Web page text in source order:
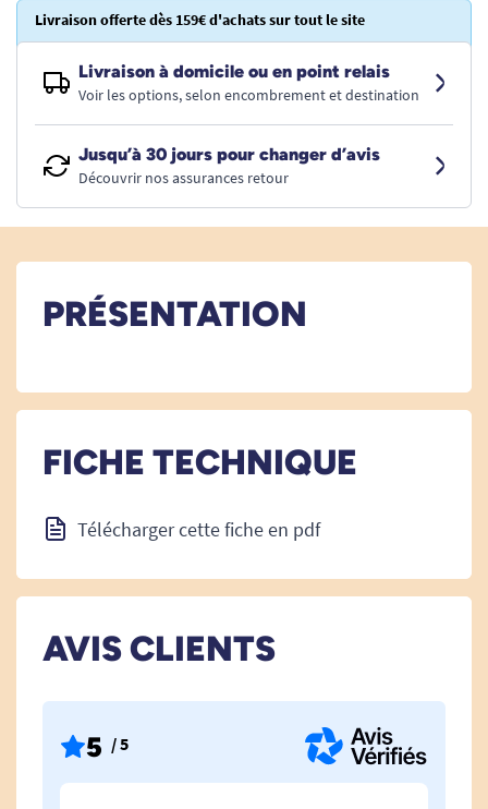
Livraison offerte dès 159€ d'achats sur tout le site
Livraison à domicile ou en point relais
Voir les options, selon encombrement et destination
Jusqu’à 30 jours pour changer d’avis
Découvrir nos assurances retour
PRÉSENTATION
FICHE TECHNIQUE
Télécharger cette fiche en pdf
AVIS CLIENTS
5 / 5